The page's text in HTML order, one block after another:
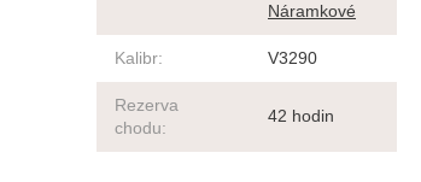
Náramkové
Kalibr: V3290
Rezerva
chodu:
42 hodin